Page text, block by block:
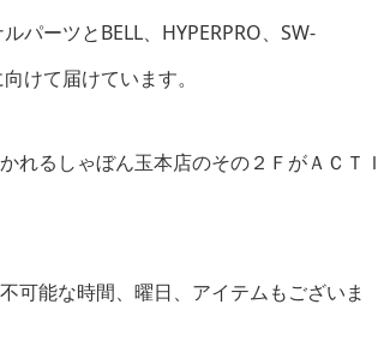
パーツとBELL、HYPERPRO、SW-
けて届けています。
れるしゃぼん玉本店のその２ＦがＡＣＴＩ
可能な時間、曜日、 アイテムもございま